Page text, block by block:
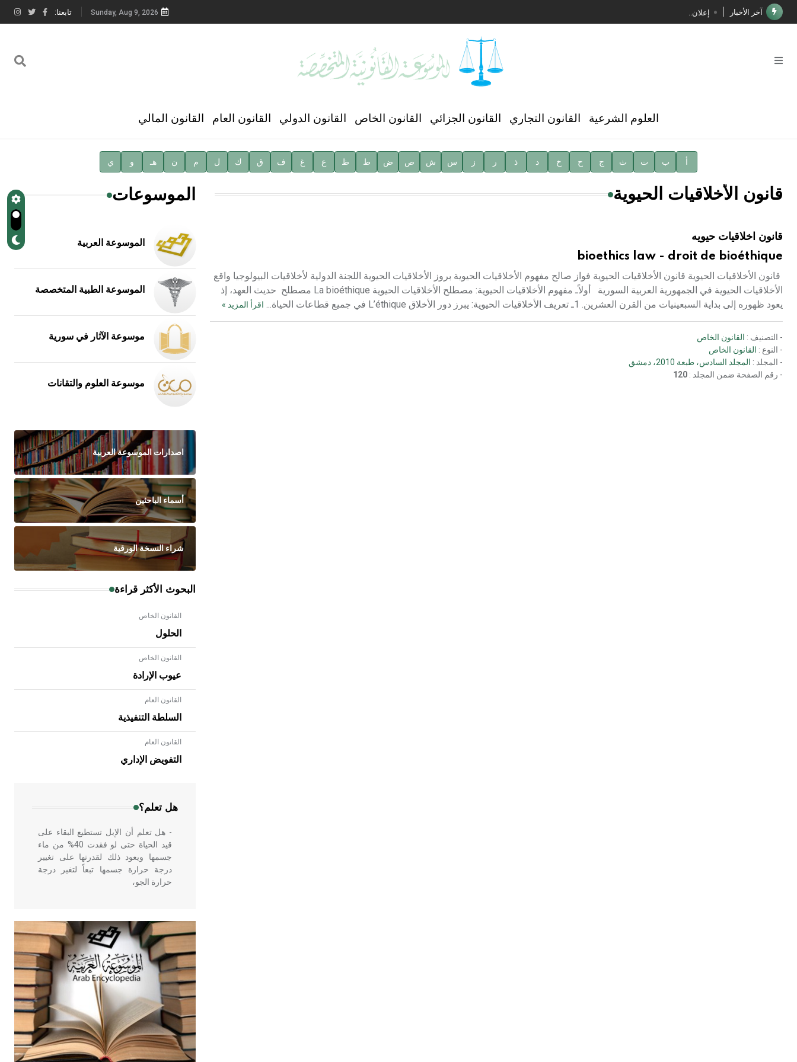
آخر الأخبار إعلان..
فوز الأستاذ الدكتور محمود السيد بجائزة مجمع الملك سليمان العالمي للغة العربية
الأستاذ إياد خالد الطباع مدير عام لهيئة الموسوعة العربية
Sunday, Aug 9, 2026 تابعنا:
العلوم الشرعية القانون التجاري القانون الجزائي القانون الخاص القانون الدولي القانون العام القانون المالي
أ ب ت ث ج ح خ د ذ ر ز س ش ص ض ط ظ ع غ ف ق ك ل م ن هـ و ي
قانون الأخلاقيات الحيوية
قانون اخلاقيات حيويه
bioethics law - droit de bioéthique
قانون الأخلاقيات الحيوية قانون الأخلاقيات الحيوية فواز صالح مفهوم الأخلاقيات الحيوية بروز الأخلاقيات الحيوية اللجنة الدولية لأخلاقيات البيولوجيا واقع
الأخلاقيات الحيوية في الجمهورية العربية السورية أولاًـ مفهوم الأخلاقيات الحيوية: مصطلح الأخلاقيات الحيوية La bioéthique مصطلح حديث العهد، إذ
يعود ظهوره إلى بداية السبعينيات من القرن العشرين. 1ـ تعريف الأخلاقيات الحيوية: يبرز دور الأخلاق L’éthique في جميع قطاعات الحياة...
اقرأ المزيد »
- التصنيف : القانون الخاص
- النوع : القانون الخاص
- المجلد : المجلد السادس، طبعة 2010، دمشق
- رقم الصفحة ضمن المجلد : 120
الموسوعات
الموسوعة العربية
الموسوعة الطبية المتخصصة
موسوعة الآثار في سورية
موسوعة العلوم والتقانات
اصدارات الموسوعة العربية
أسماء الباحثين
شراء النسخة الورقية
البحوث الأكثر قراءة
القانون الخاص
الحلول
القانون الخاص
عيوب الإرادة
القانون العام
السلطة التنفيذية
القانون العام
التفويض الإداري
هل تعلم؟
- هل تعلم أن الأبلق نوع من الفنون
الهندسية التي ارتبطت بالعمارة الإسلامية
في بلاد الشام ومصر خاصة، حيث يحرص
- هل تعلم أن الإبل تستطيع البقاء على
قيد الحياة حتى لو فقدت 40% من ماء
جسمها ويعود ذلك لقدرتها على تغيير
درجة حرارة جسمها تبعاً لتغير درجة
حرارة الجو،
- هل تعلم أن أبقراط كتب في الطب
أربعة مؤلفات هي: الحكم، الأدلة، تنظيم
التغذية، ورسالته في جروح الرأس.
ويعود له الفضل بأنه حرر الطب من
الدين والفلسفة.
- هل تعلم أن المرجان إفراز حيواني
يتكون في البحر ويتركب من مادة
كربونات الكلسيوم، وهو أحمر أو شديد
الحمرة وهو أجود أنواعه، ويمتاز بكبر
الحجم ويسمى الش